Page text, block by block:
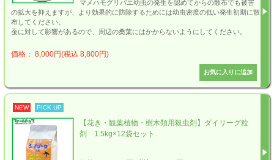
マメハモグリバエ幼虫の発生を認めてからの散布でも被害
の拡大を抑えますが、より効果的に防除するためには幼虫密度の低い発生初期に散
布してください。
蚕に対して影響があるので、周辺の桑葉にはかからないようにしてください。
価格： 8,000円(税込 8,800円)
NEW PICK UP
【花き・観葉植物・樹木類用殺虫剤】ダイリーグ粒
剤 1.5kg×12袋セット